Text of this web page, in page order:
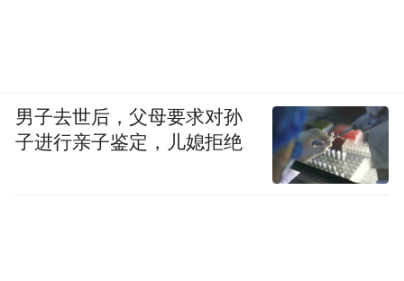
男子去世后，父母要求对孙
子进行亲子鉴定，儿媳拒绝